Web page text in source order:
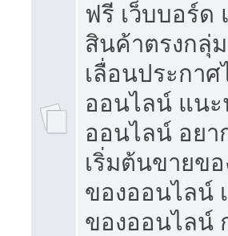
ฟรี เว็บบอร์ด
สินค้าตรงกลุ่
เลื่อนประกา
ออนไลน์ แนะ
ออนไลน์ อย
เริ่มต้นขายข
ของออนไลน์
ของออนไลน์